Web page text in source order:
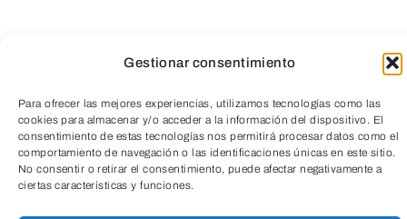
Gestionar consentimiento
Para ofrecer las mejores experiencias, utilizamos tecnologías como las
cookies para almacenar y/o acceder a la información del dispositivo. El
consentimiento de estas tecnologías nos permitirá procesar datos como el
comportamiento de navegación o las identificaciones únicas en este sitio.
No consentir o retirar el consentimiento, puede afectar negativamente a
ciertas características y funciones.
TeleEntradas
Cuando envíes estarás aceptando los
condiciones